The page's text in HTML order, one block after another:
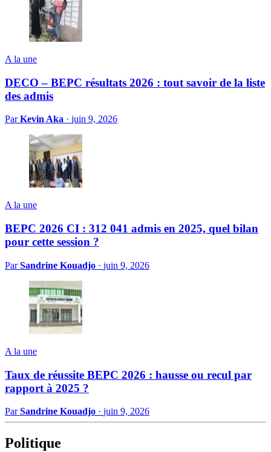
A la une
DECO – BEPC résultats 2026 : tout savoir de la liste
des admis
ParKevin Aka · juin 9, 2026
A la une
BEPC 2026 CI : 312 041 admis en 2025, quel bilan
pour cette session ?
ParSandrine Kouadjo · juin 9, 2026
A la une
Taux de réussite BEPC 2026 : hausse ou recul par
rapport à 2025 ?
ParSandrine Kouadjo · juin 9, 2026
Politique